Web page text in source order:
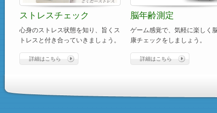
ストレスチェック
心身のストレス状態を知り、旨くス
トレスと付き合っていきましょう。
詳細はこちら
脳年齢測定
ゲーム感覚で、気軽に楽しく
康チェックをしましょう。
詳細はこちら